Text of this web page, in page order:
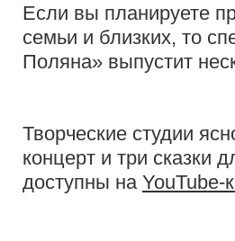
Если вы планируете
семьи и близких, то
Поляна» выпустит
Творческие студии
концерт и три сказки
доступны на YouTube-